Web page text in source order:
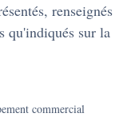
renseignés
qu'indiqués sur la
commercial